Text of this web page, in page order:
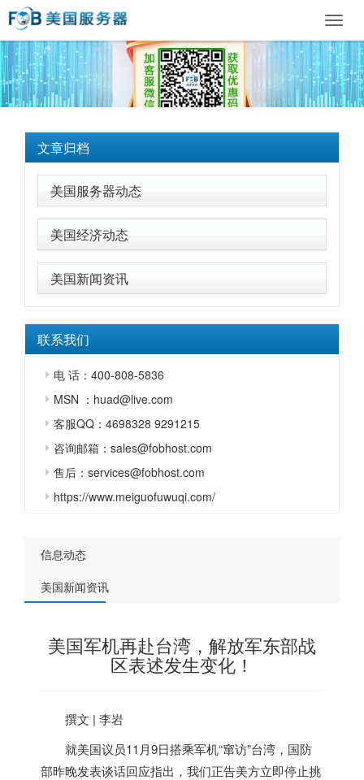
文章归档
美国服务器动态
美国经济动态
美国新闻资讯
联系我们
电 话：400-808-5836
MSN ：huad@live.com
客服QQ：4698328 9291215
咨询邮箱：sales@fobhost.com
售后：services@fobhost.com
https://www.meiguofuwuqi.com/
信息动态
美国新闻资讯
美国军机再赴台湾，解放军东部战
区表述发生变化！
撰文 | 李岩
就美国议员11月9日搭乘军机“窜访”台湾，国防
部昨晚发表谈话回应指出，我们正告美方立即停止挑